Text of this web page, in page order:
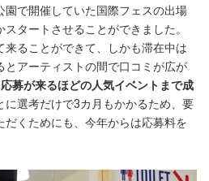
園で開催していた国際フェスの出場
タートさせることができました。
来ることができて、しかも滞在中は
とアーティストの間で口コミが広が
募が来るほどの人気イベントまで成
に選考だけで3カ月もかかるため、要
くためにも、今年からは応募料を